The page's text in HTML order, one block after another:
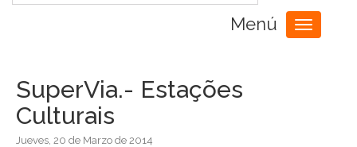
Menú
Toggle
navigation
SuperVia.- Estações
Culturais
Jueves, 20 de Marzo de 2014